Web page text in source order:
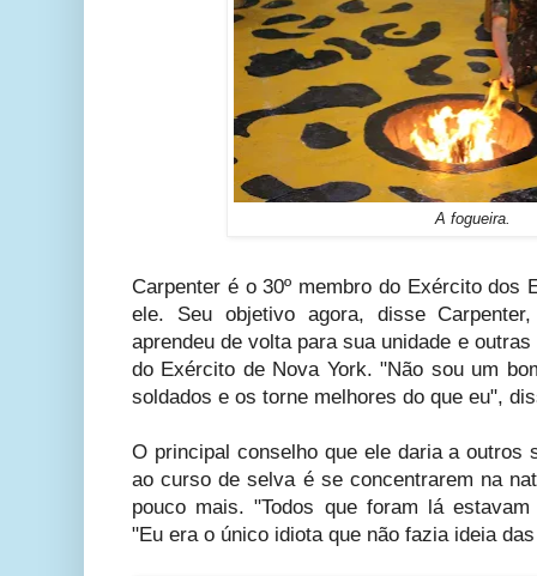
A fogueira.
Carpenter é o 30º membro do Exército dos
ele. Seu objetivo agora, disse
aprendeu de volta para sua unidade e
do Exército de Nova York. "Não sou um
soldados e os torne melhores do que eu",
O principal conselho que ele daria a outros
ao curso de selva é se concentrarem na
pouco mais. "Todos que foram lá
"Eu era o único idiota que não fazia ideia